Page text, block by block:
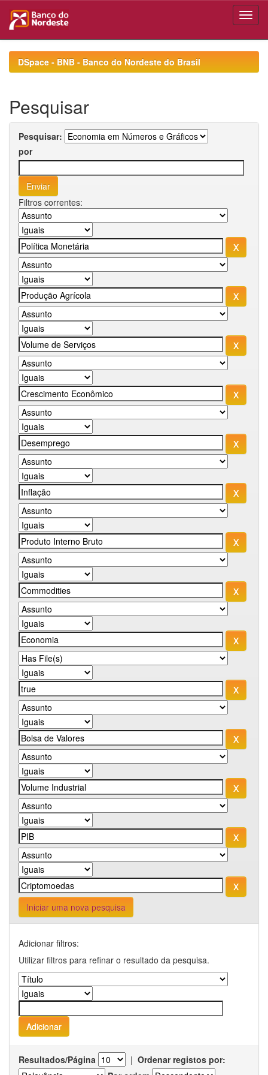
navigationDSpace - BNB - Banco do Nordeste do Brasil
Pesquisar
Pesquisar:
por
Filtros correntes:
Iniciar uma nova pesquisa
Adicionar filtros:
Utilizar filtros para refinar o resultado da pesquisa.
Resultados/Página | Ordenar registos por: